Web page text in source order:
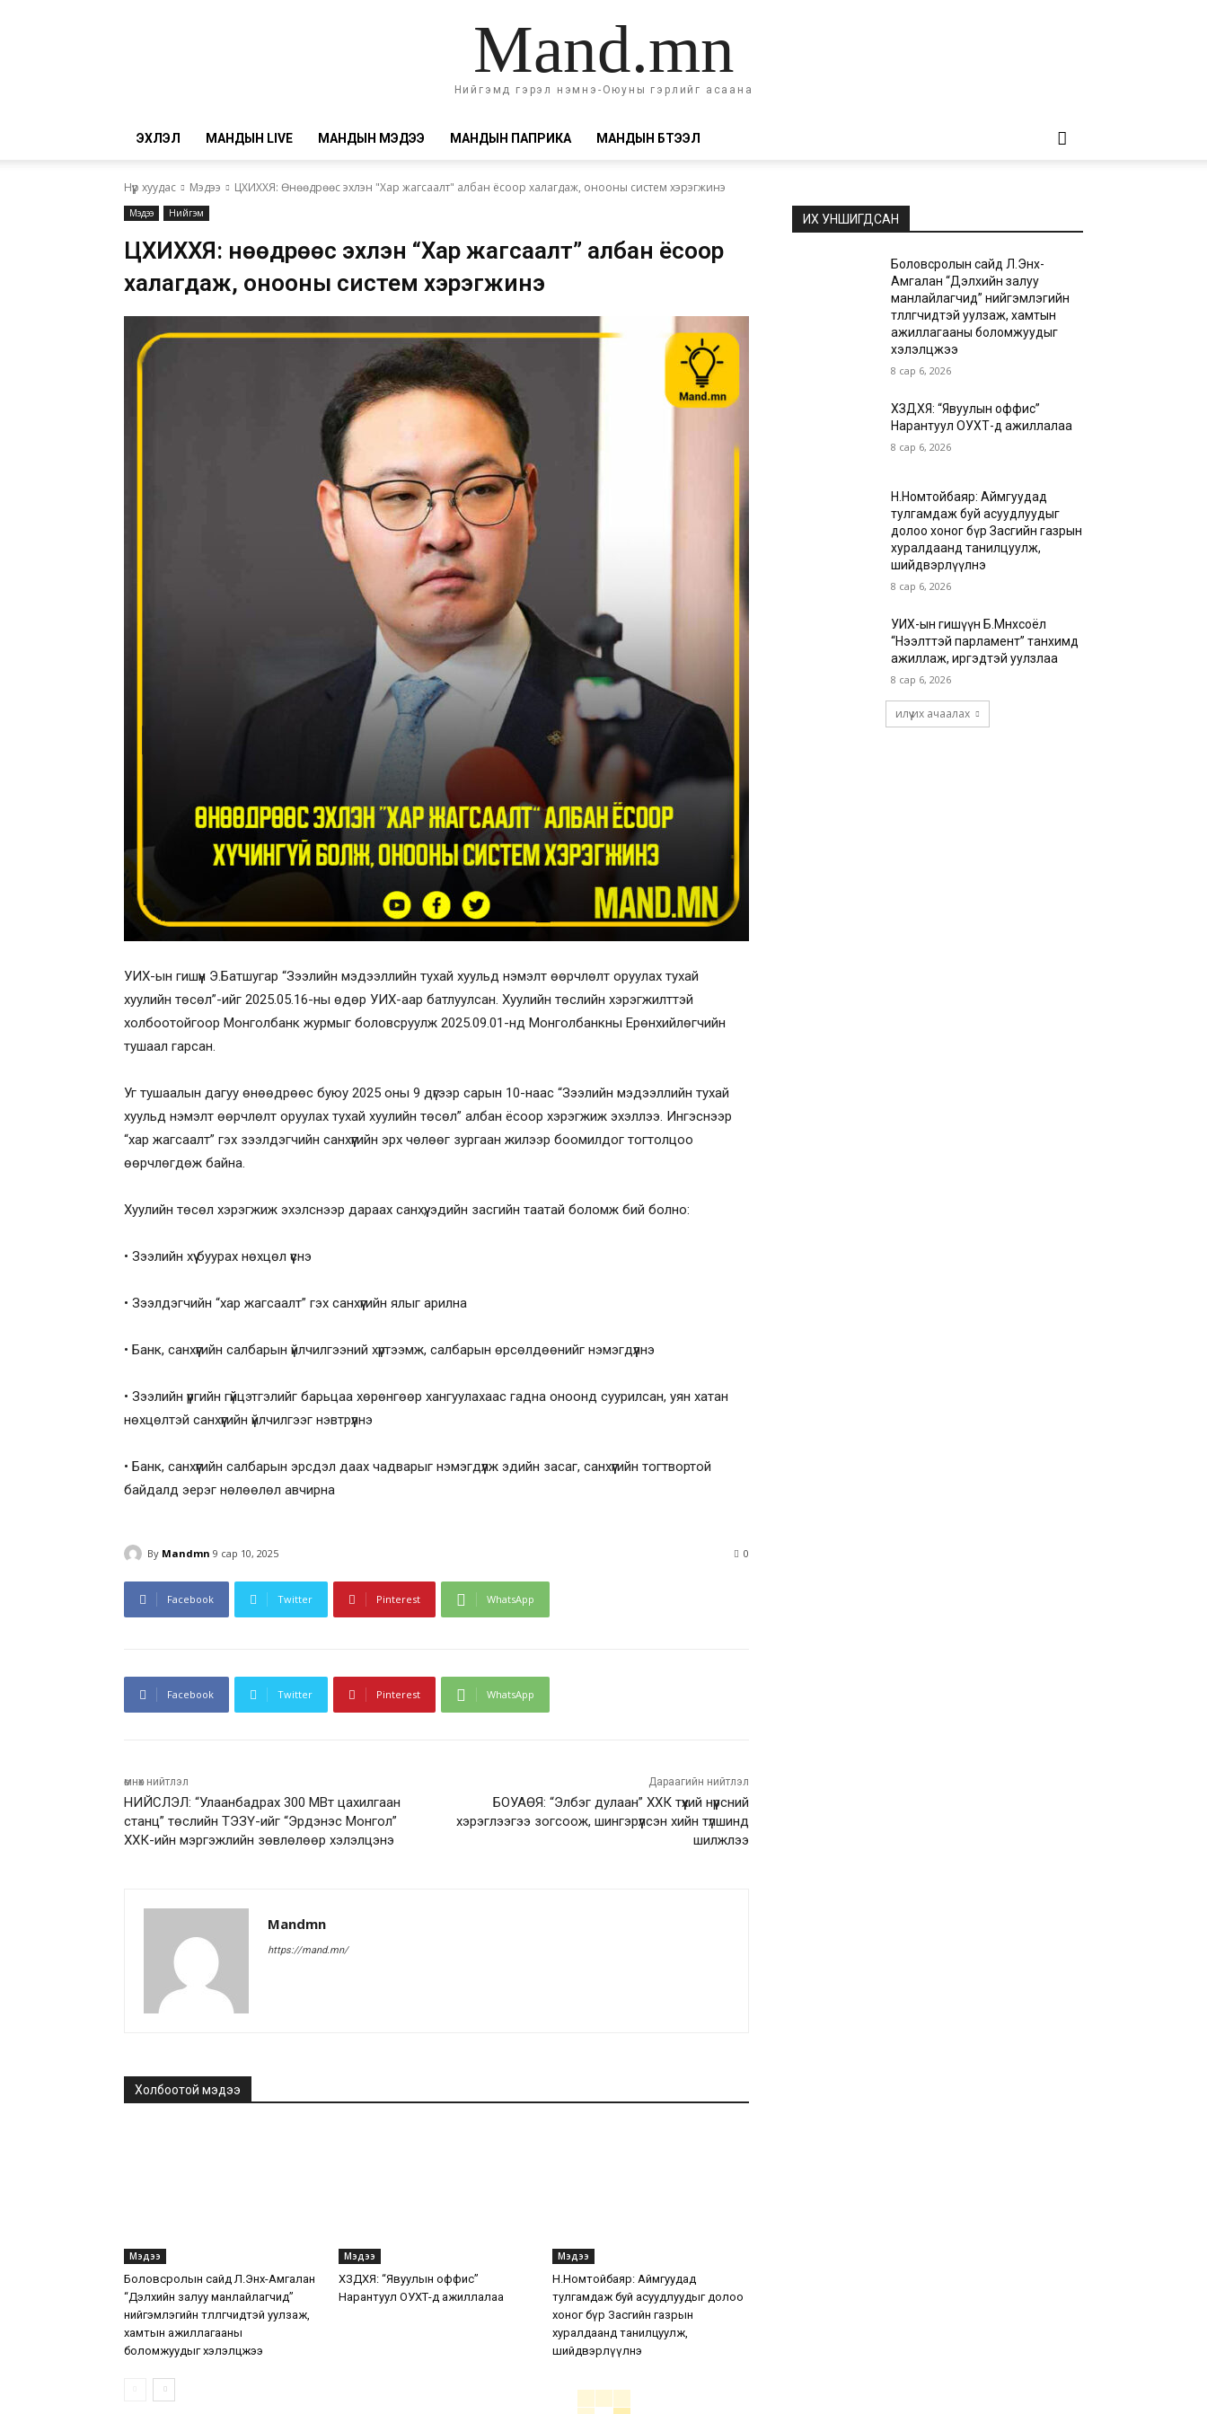
Mand.mn
Нийгэмд гэрэл нэмнэ-Оюуны гэрлийг асаана
ЭХЛЭЛ МАНДЫН LIVE МАНДЫН МЭДЭЭ МАНДЫН ПАПРИКА МАНДЫН БҮТЭЭЛ
Нүүр хуудас Мэдээ ЦХИХХЯ: Өнөөдрөөс эхлэн "Хар жагсаалт" албан ёсоор халагдаж, онооны систем хэрэгжинэ
Мэдээ Нийгэм
ЦХИХХЯ: Өнөөдрөөс эхлэн “Хар жагсаалт” албан ёсоор
халагдаж, онооны систем хэрэгжинэ
УИХ-ын гишүүн Э.Батшугар “Зээлийн мэдээллийн тухай хуульд нэмэлт өөрчлөлт оруулах тухай
хуулийн төсөл”-ийг 2025.05.16-ны өдөр УИХ-аар батлуулсан. Хуулийн төслийн хэрэгжилттэй
холбоотойгоор Монголбанк журмыг боловсруулж 2025.09.01-нд Монголбанкны Ерөнхийлөгчийн
тушаал гарсан.
Уг тушаалын дагуу өнөөдрөөс буюу 2025 оны 9 дүгээр сарын 10-наас “Зээлийн мэдээллийн тухай
хуульд нэмэлт өөрчлөлт оруулах тухай хуулийн төсөл” албан ёсоор хэрэгжиж эхэллээ. Ингэснээр
“хар жагсаалт” гэх зээлдэгчийн санхүүгийн эрх чөлөөг зургаан жилээр боомилдог тогтолцоо
өөрчлөгдөж байна.
Хуулийн төсөл хэрэгжиж эхэлснээр дараах санхүү, эдийн засгийн таатай боломж бий болно:
• Зээлийн хүү буурах нөхцөл үүснэ
• Зээлдэгчийн “хар жагсаалт” гэх санхүүгийн ялыг арилна
• Банк, санхүүгийн салбарын үйлчилгээний хүртээмж, салбарын өрсөлдөөнийг нэмэгдүүлнэ
• Зээлийн үүргийн гүйцэтгэлийг барьцаа хөрөнгөөр хангуулахаас гадна оноонд суурилсан, уян хатан
нөхцөлтэй санхүүгийн үйлчилгээг нэвтрүүлнэ
• Банк, санхүүгийн салбарын эрсдэл даах чадварыг нэмэгдүүлж эдийн засаг, санхүүгийн тогтвортой
байдалд эерэг нөлөөлөл авчирна
By Mandmn 9 сар 10, 2025 0
Facebook Twitter Pinterest WhatsApp
Facebook Twitter Pinterest WhatsApp
өмнөх нийтлэл
НИЙСЛЭЛ: “Улаанбадрах 300 МВт цахилгаан
станц” төслийн ТЭЗҮ-ийг “Эрдэнэс Монгол”
ХХК-ийн мэргэжлийн зөвлөлөөр хэлэлцэнэ
Дараагийн нийтлэл
БОУАӨЯ: “Элбэг дулаан” ХХК түүхий нүүрсний
хэрэглээгээ зогсоож, шингэрүүлсэн хийн түлшинд
шилжлээ
Mandmn
https://mand.mn/
Холбоотой мэдээ
Мэдээ
Боловсролын сайд Л.Энх-Амгалан
“Дэлхийн залуу манлайлагчид”
нийгэмлэгийн төлөөлөгчидтэй уулзаж,
хамтын ажиллагааны
боломжуудыг хэлэлцжээ
Мэдээ
ХЗДХЯ: “Явуулын оффис”
Нарантуул ОУХТ-д ажиллалаа
Мэдээ
Н.Номтойбаяр: Аймгуудад
тулгамдаж буй асуудлуудыг долоо
хоног бүр Засгийн газрын
хуралдаанд танилцуулж,
шийдвэрлүүлнэ
ИХ УНШИГДСАН
Боловсролын сайд Л.Энх-
Амгалан “Дэлхийн залуу
манлайлагчид” нийгэмлэгийн
төлөөлөгчидтэй уулзаж, хамтын
ажиллагааны боломжуудыг
хэлэлцжээ
8 сар 6, 2026
ХЗДХЯ: “Явуулын оффис”
Нарантуул ОУХТ-д ажиллалаа
8 сар 6, 2026
Н.Номтойбаяр: Аймгуудад
тулгамдаж буй асуудлуудыг
долоо хоног бүр Засгийн газрын
хуралдаанд танилцуулж,
шийдвэрлүүлнэ
8 сар 6, 2026
УИХ-ын гишүүн Б.Мөнхсоёл
“Нээлттэй парламент” танхимд
ажиллаж, иргэдтэй уулзлаа
8 сар 6, 2026
илүү их ачаалах